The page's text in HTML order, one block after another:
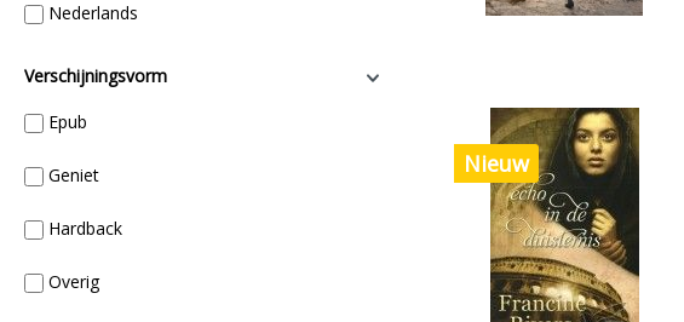
Nederlands
Verschijningsvorm
Epub
Geniet
Hardback
Overig
Nieuw